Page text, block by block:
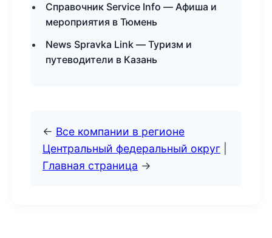
Справочник Service Info — Афиша и
мероприятия в Тюмень
News Spravka Link — Туризм и
путеводители в Казань
← Все компании в регионе
Центральный федеральный округ
Главная страница →